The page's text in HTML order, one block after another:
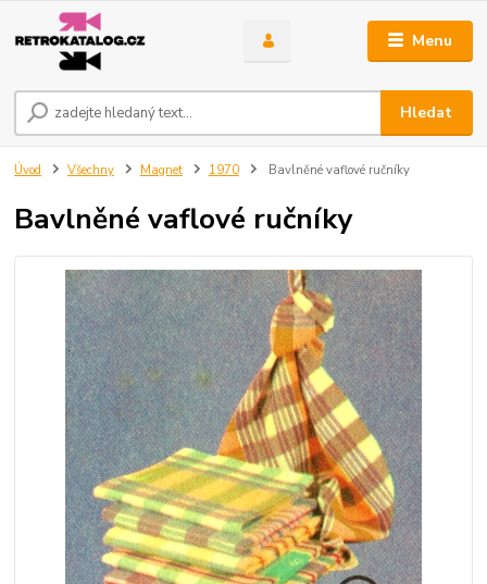
Menu
Hledat
Úvod Všechny Magnet 1970 Bavlněné vaflové ručníky
Bavlněné vaflové ručníky